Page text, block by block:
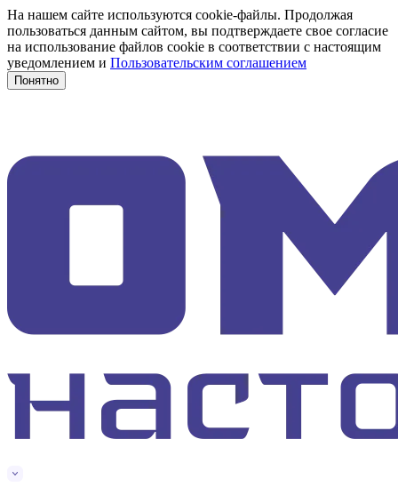
На нашем сайте используются cookie-файлы. Продолжая
пользоваться данным сайтом, вы подтверждаете свое согласие
на использование файлов cookie в соответствии с настоящим
уведомлением и Пользовательским соглашением
Понятно